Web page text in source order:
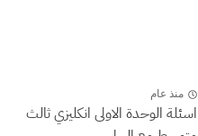
منذ عام
اسئلة الوحدة الاولى انكليزي ثالث